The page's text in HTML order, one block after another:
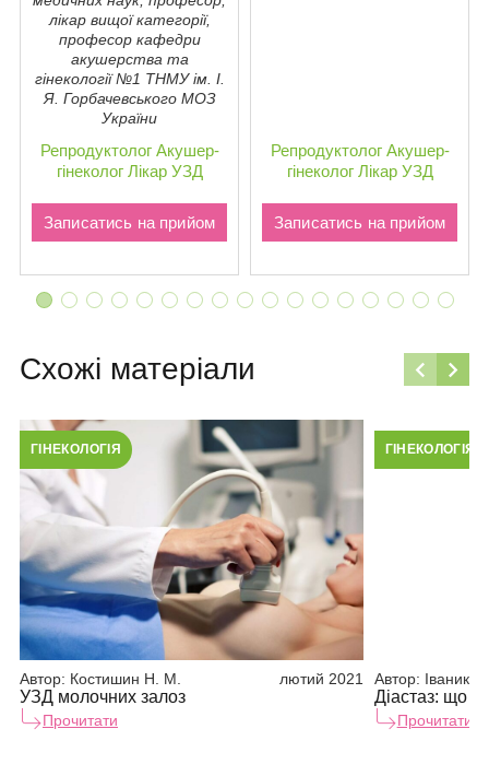
лікар вищої категорії,
професор кафедри
акушерства та
гiнекології №1 ТНМУ ім. І.
Я. Горбачевського МОЗ
України
Репродуктолог Акушер-
гінеколог Лікар УЗД
Записатись на прийом
Репродуктолог Акушер-
гінеколог Лікар УЗД
Записатись на прийом
Схожі матеріали
ГІНЕКОЛОГІЯ
Автор: Костишин Н. М. лютий 2021
УЗД молочних залоз
Прочитати
ГІНЕКОЛОГІЯ
Автор: Іваник (.
Діастаз: що
Прочитати